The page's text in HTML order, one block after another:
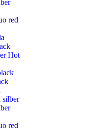
red
Hot
silber
red